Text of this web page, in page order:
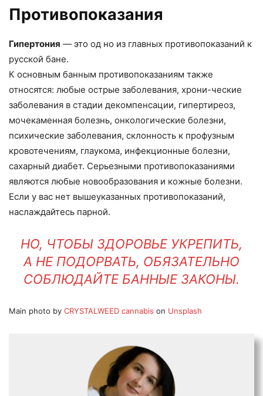
Противопоказания
Гипертония — это од но из главных противопоказаний к
русской бане.
К основным банным противопоказаниям также
относятся: любые острые заболевания, хрони-ческие
заболевания в стадии декомпенсации, гипертиреоз,
мочекаменная болезнь, онкологические болезни,
психические заболевания, склонность к профузным
кровотечениям, глаукома, инфекционные болезни,
сахарный диабет. Серьезными противопоказаниями
являются любые новообразования и кожные болезни.
Если у вас нет вышеуказанных противопоказаний,
наслаждайтесь парной.
НО, ЧТОБЫ ЗДОРОВЬЕ УКРЕПИТЬ,
А НЕ ПОДОРВАТЬ, ОБЯЗАТЕЛЬНО
СОБЛЮДАЙТЕ БАННЫЕ ЗАКОНЫ.
Main photo by CRYSTALWEED cannabis on Unsplash